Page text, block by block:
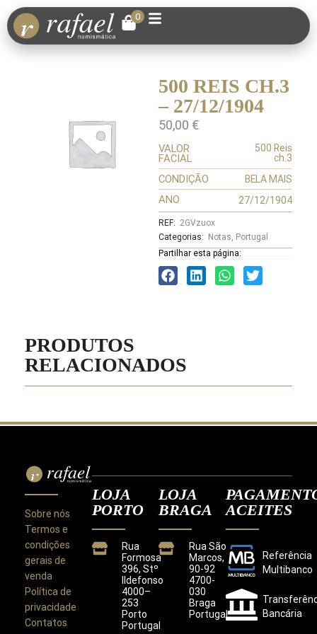
0
500 REIS CH.3
– 27/12/1904
50,00 €
VALOR
FACIAL
500 Reis
ch.3
CONDIÇÃO BELA MAIS
ANO 27/12/1904
REF: 2GVzuox
Categorias:
Notas, Portugal
Partilhar esta página:
PRODUTOS
RELACIONADOS
Sobre nós
Termos e
condições
gerais de
venda
Política de
privacidade
Contatos
LOJA
PORTO
Rua
Formosa
396, Stº
Ildefonso
4000–
253
Porto
Portugal
LOJA
BRAGA
Rua São
Marcos,
90-92
4700-
030
Braga
Portugal
ACEITES
Referência
Multibanco
Bancária